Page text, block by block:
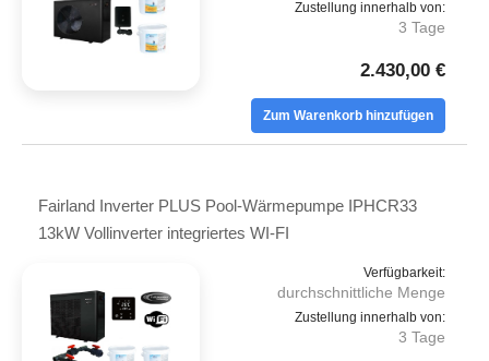
Zustellung innerhalb von:
3 Tage
2.430,00 €
Zum Warenkorb hinzufügen
Fairland Inverter PLUS Pool-Wärmepumpe IPHCR33
13kW Vollinverter integriertes WI-FI
Verfügbarkeit:
durchschnittliche Menge
Zustellung innerhalb von:
3 Tage